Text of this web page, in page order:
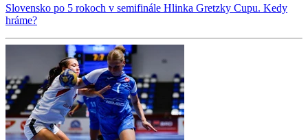
Slovensko po 5 rokoch v semifinále Hlinka Gretzky Cupu. Kedy
hráme?